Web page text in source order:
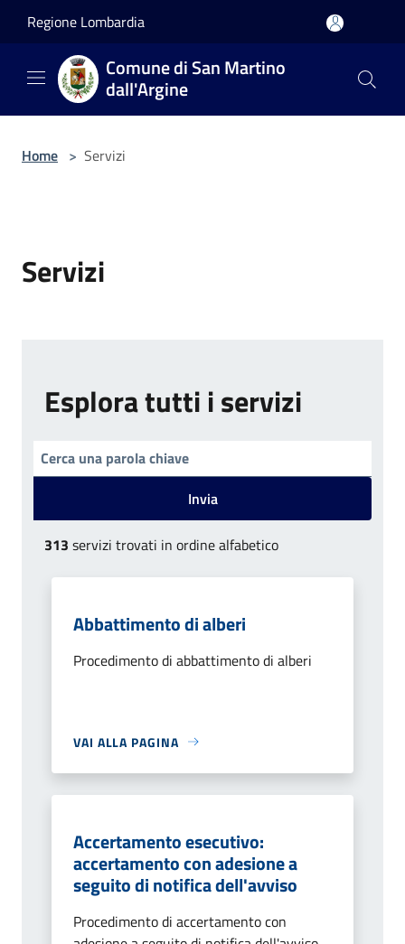
Regione Lombardia
Comune di San Martino
dall'Argine
Home > Servizi
Servizi
Esplora tutti i servizi
Invia
313 servizi trovati in ordine alfabetico
Abbattimento di alberi
Procedimento di abbattimento di alberi
VAI ALLA PAGINA
Accertamento esecutivo:
accertamento con adesione a
seguito di notifica dell'avviso
Procedimento di accertamento con